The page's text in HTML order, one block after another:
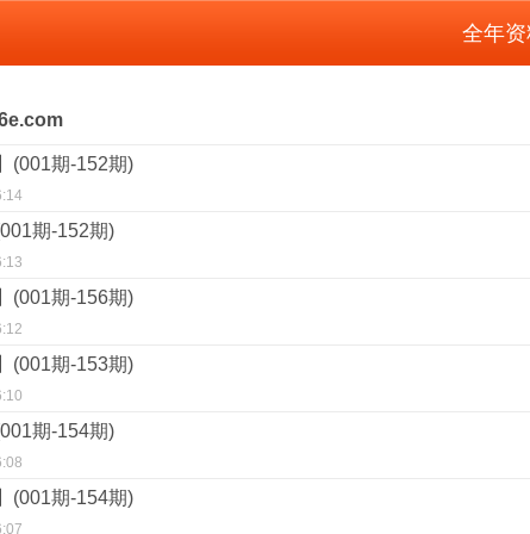
全年
(001期-152期)
期-152期)
(001期-156期)
(001期-153期)
期-154期)
(001期-154期)